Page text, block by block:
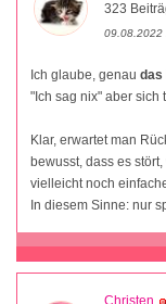
323
09.08.2022
Ich glaube, genau das
"Ich sag nix" aber sich
Klar, erwartet man
bewusst, dass es
vielleicht noch
In diesem Sinne: nur